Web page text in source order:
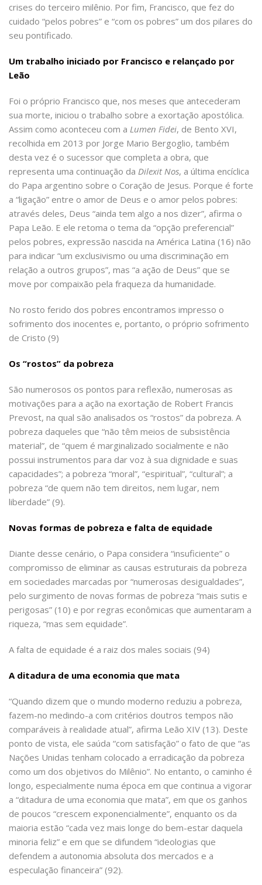
crises do terceiro milênio. Por fim, Francisco, que fez do
cuidado “pelos pobres” e “com os pobres” um dos pilares do
seu pontificado.
Um trabalho iniciado por Francisco e relançado por
Leão
Foi o próprio Francisco que, nos meses que antecederam
sua morte, iniciou o trabalho sobre a exortação apostólica.
Assim como aconteceu com a Lumen Fidei, de Bento XVI,
recolhida em 2013 por Jorge Mario Bergoglio, também
desta vez é o sucessor que completa a obra, que
representa uma continuação da Dilexit Nos, a última encíclica
do Papa argentino sobre o Coração de Jesus. Porque é forte
a “ligação” entre o amor de Deus e o amor pelos pobres:
através deles, Deus “ainda tem algo a nos dizer”, afirma o
Papa Leão. E ele retoma o tema da “opção preferencial”
pelos pobres, expressão nascida na América Latina (16) não
para indicar “um exclusivismo ou uma discriminação em
relação a outros grupos”, mas “a ação de Deus” que se
move por compaixão pela fraqueza da humanidade.
No rosto ferido dos pobres encontramos impresso o
sofrimento dos inocentes e, portanto, o próprio sofrimento
de Cristo (9)
Os “rostos” da pobreza
São numerosos os pontos para reflexão, numerosas as
motivações para a ação na exortação de Robert Francis
Prevost, na qual são analisados os “rostos” da pobreza. A
pobreza daqueles que “não têm meios de subsistência
material”, de “quem é marginalizado socialmente e não
possui instrumentos para dar voz à sua dignidade e suas
capacidades”; a pobreza “moral”, “espiritual”, “cultural”; a
pobreza “de quem não tem direitos, nem lugar, nem
liberdade” (9).
Novas formas de pobreza e falta de equidade
Diante desse cenário, o Papa considera “insuficiente” o
compromisso de eliminar as causas estruturais da pobreza
em sociedades marcadas por “numerosas desigualdades”,
pelo surgimento de novas formas de pobreza “mais sutis e
perigosas” (10) e por regras econômicas que aumentaram a
riqueza, “mas sem equidade”.
A falta de equidade é a raiz dos males sociais (94)
A ditadura de uma economia que mata
“Quando dizem que o mundo moderno reduziu a pobreza,
fazem-no medindo-a com critérios doutros tempos não
comparáveis à realidade atual”, afirma Leão XIV (13). Deste
ponto de vista, ele saúda “com satisfação” o fato de que “as
Nações Unidas tenham colocado a erradicação da pobreza
como um dos objetivos do Milênio”. No entanto, o caminho é
longo, especialmente numa época em que continua a vigorar
a “ditadura de uma economia que mata”, em que os ganhos
de poucos “crescem exponencialmente”, enquanto os da
maioria estão “cada vez mais longe do bem-estar daquela
minoria feliz” e em que se difundem “ideologias que
defendem a autonomia absoluta dos mercados e a
especulação financeira” (92).